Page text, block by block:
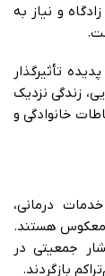
و نیاز به
تأثیرگذار
زندگی نزدیک
خانوادگی و
درمانی،
معکوس هستند.
جمعیتی در
بازگردند.